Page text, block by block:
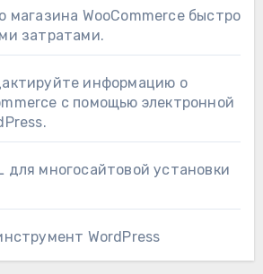
магазина WooCommerce быстро
затратами.
информацию о
с помощью электронной
для многосайтовой установки
WordPress